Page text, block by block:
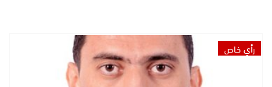
رأي خاص